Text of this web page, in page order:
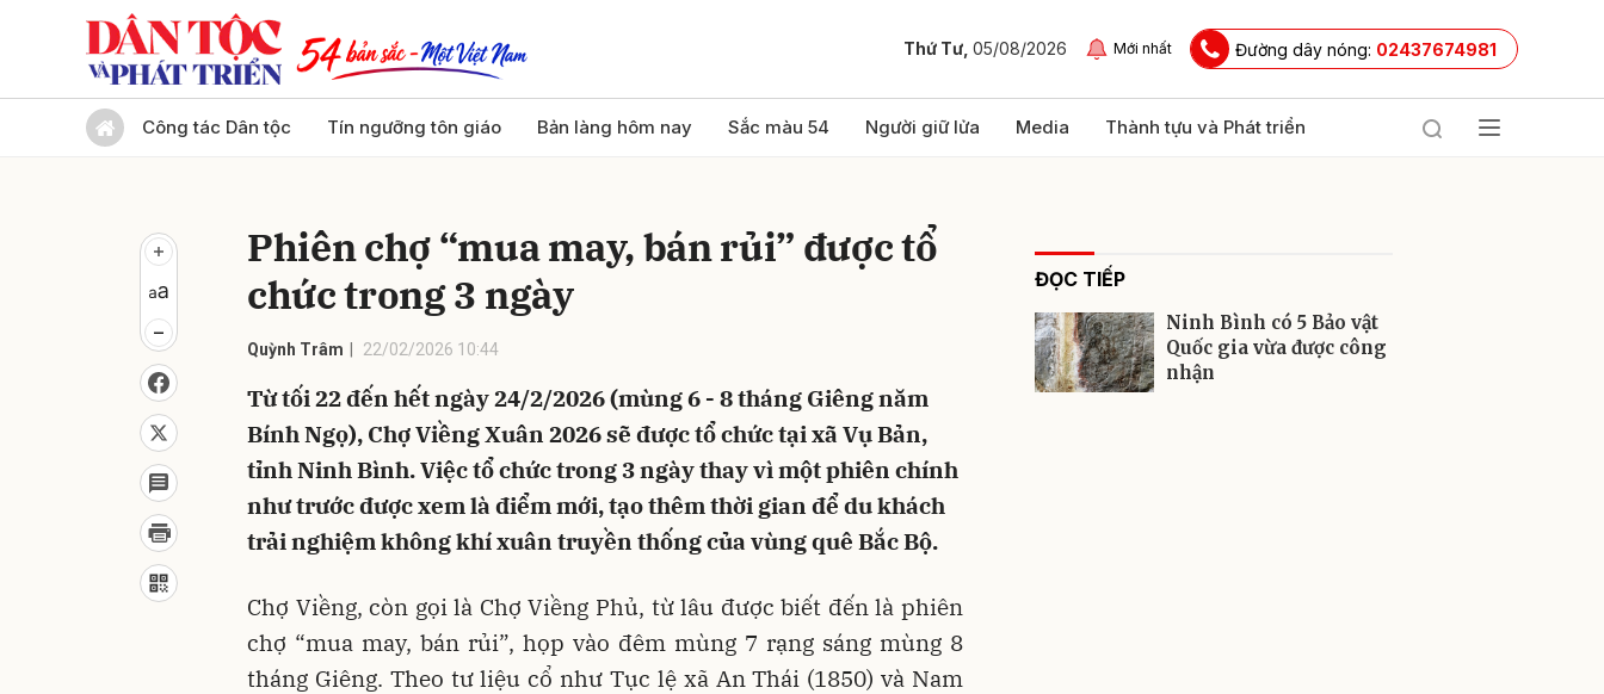
Thứ Tư, 05/08/2026 Mới nhất Đường dây nóng: 02437674981
Công tác Dân tộc Tín ngưỡng tôn giáo Bản làng hôm nay Sắc màu 54 Người giữ lửa Media Thành tựu và Phát triển
Phiên chợ “mua may, bán rủi” được tổ
chức trong 3 ngày
Quỳnh Trâm 22/02/2026 10:44
Từ tối 22 đến hết ngày 24/2/2026 (mùng 6 - 8 tháng Giêng năm
Bính Ngọ), Chợ Viềng Xuân 2026 sẽ được tổ chức tại xã Vụ Bản,
tỉnh Ninh Bình. Việc tổ chức trong 3 ngày thay vì một phiên chính
như trước được xem là điểm mới, tạo thêm thời gian để du khách
trải nghiệm không khí xuân truyền thống của vùng quê Bắc Bộ.
Chợ Viềng, còn gọi là Chợ Viềng Phủ, từ lâu được biết đến là phiên
chợ “mua may, bán rủi”, họp vào đêm mùng 7 rạng sáng mùng 8
tháng Giêng. Theo tư liệu cổ như Tục lệ xã An Thái (1850) và Nam
ĐỌC TIẾP
Ninh Bình có 5 Bảo vật
Quốc gia vừa được công
nhận
Gửi bình luận
Gửi